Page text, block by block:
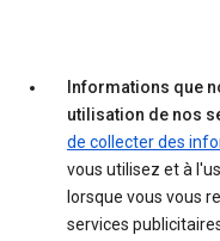
Informations que
utilisation de nos
de collecter des
vous utilisez et à
lorsque vous vous
services